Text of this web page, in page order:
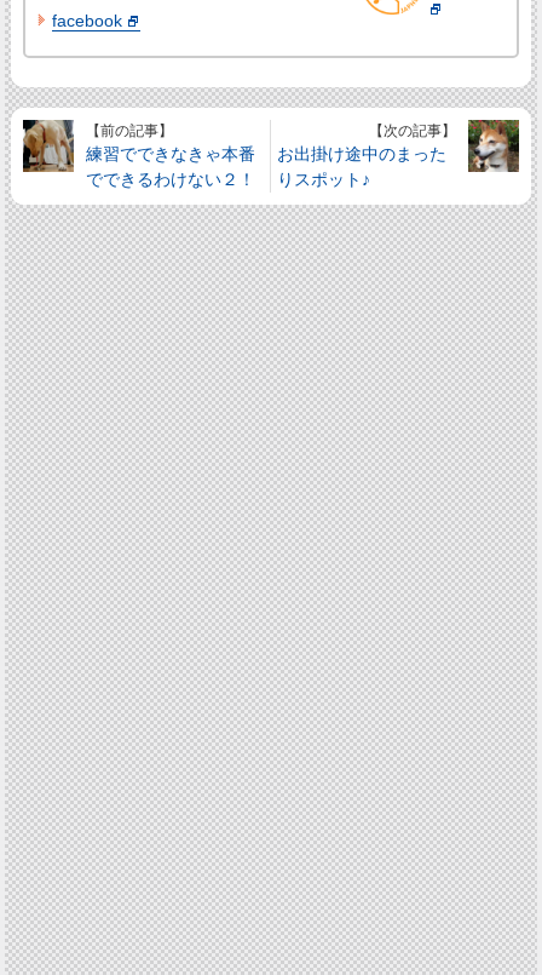
facebook
【前の記事】
練習でできなきゃ本番
でできるわけない２！
【次の記事】
お出掛け途中のまった
りスポット♪